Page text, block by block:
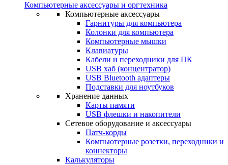
Компьютерные аксессуары и оргтехника
Компьютерные аксессуары
Гарнитуры для компьютера
Колонки для компьютера
Компьютерные мышки
Клавиатуры
Кабели и переходники для ПК
USB хаб (концентратор)
USB Bluetooth адаптеры
Подставки для ноутбуков
Хранение данных
Карты памяти
USB флешки и накопители
Сетевое оборудование и аксессуары
Патч-корды
Компьютерные розетки, переходники и
коннекторы
Калькуляторы